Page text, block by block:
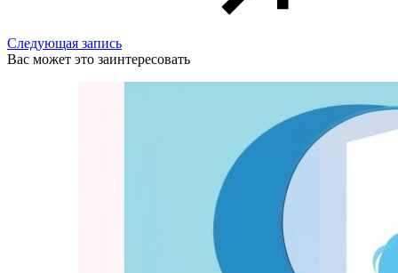
Следующая запись
Вас может это заинтересовать